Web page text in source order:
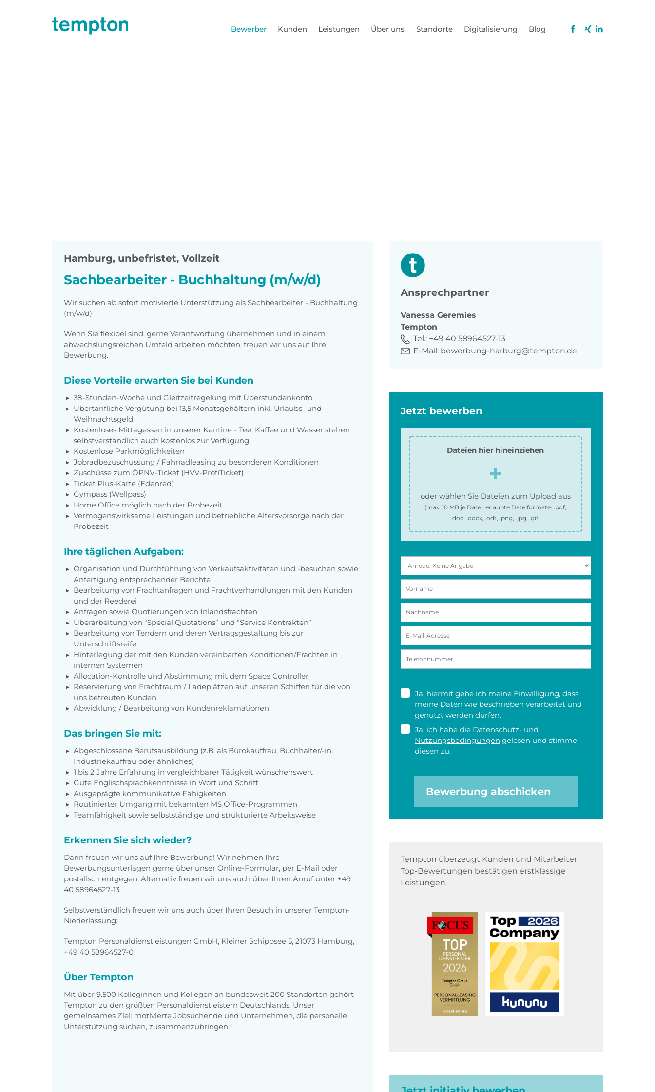
Bewerber Kunden Leistungen Über uns Standorte Digitalisierung Blog
Hamburg, unbefristet, Vollzeit
Sachbearbeiter - Buchhaltung (m/w/d)
Wir suchen ab sofort motivierte Unterstützung als Sachbearbeiter - Buchhaltung
(m/w/d)
Wenn Sie flexibel sind, gerne Verantwortung übernehmen und in einem
abwechslungsreichen Umfeld arbeiten möchten, freuen wir uns auf Ihre
Bewerbung.
Diese Vorteile erwarten Sie bei Kunden
38-Stunden-Woche und Gleitzeitregelung mit Überstundenkonto
Übertarifliche Vergütung bei 13,5 Monatsgehältern inkl. Urlaubs- und
Weihnachtsgeld
Kostenloses Mittagessen in unserer Kantine - Tee, Kaffee und Wasser stehen
selbstverständlich auch kostenlos zur Verfügung
Kostenlose Parkmöglichkeiten
Jobradbezuschussung / Fahrradleasing zu besonderen Konditionen
Zuschüsse zum ÖPNV-Ticket (HVV-ProfiTicket)
Ticket Plus-Karte (Edenred)
Gympass (Wellpass)
Home Office möglich nach der Probezeit
Vermögenswirksame Leistungen und betriebliche Altersvorsorge nach der
Probezeit
Ihre täglichen Aufgaben:
Organisation und Durchführung von Verkaufsaktivitäten und -besuchen sowie
Anfertigung entsprechender Berichte
Bearbeitung von Frachtanfragen und Frachtverhandlungen mit den Kunden
und der Reederei
Anfragen sowie Quotierungen von Inlandsfrachten
Überarbeitung von “Special Quotations” und “Service Kontrakten”
Bearbeitung von Tendern und deren Vertragsgestaltung bis zur
Unterschriftsreife
Hinterlegung der mit den Kunden vereinbarten Konditionen/Frachten in
internen Systemen
Allocation-Kontrolle und Abstimmung mit dem Space Controller
Reservierung von Frachtraum / Ladeplätzen auf unseren Schiffen für die von
uns betreuten Kunden
Abwicklung / Bearbeitung von Kundenreklamationen
Das bringen Sie mit:
Abgeschlossene Berufsausbildung (z.B. als Bürokauffrau, Buchhalter/-in,
Industriekauffrau oder ähnliches)
1 bis 2 Jahre Erfahrung in vergleichbarer Tätigkeit wünschenswert
Gute Englischsprachkenntnisse in Wort und Schrift
Ausgeprägte kommunikative Fähigkeiten
Routinierter Umgang mit bekannten MS Office-Programmen
Teamfähigkeit sowie selbstständige und strukturierte Arbeitsweise
Erkennen Sie sich wieder?
Dann freuen wir uns auf Ihre Bewerbung! Wir nehmen Ihre
Bewerbungsunterlagen gerne über unser Online-Formular, per E-Mail oder
postalisch entgegen. Alternativ freuen wir uns auch über Ihren Anruf unter +49
40 58964527-13.
Selbstverständlich freuen wir uns auch über Ihren Besuch in unserer Tempton-
Niederlassung:
Tempton Personaldienstleistungen GmbH, Kleiner Schippsee 5, 21073 Hamburg,
+49 40 58964527-0
Über Tempton
Mit über 9.500 Kolleginnen und Kollegen an bundesweit 200 Standorten gehört
Tempton zu den größten Personaldienstleistern Deutschlands. Unser
gemeinsames Ziel: motivierte Jobsuchende und Unternehmen, die personelle
Unterstützung suchen, zusammenzubringen.
Ansprechpartner
Vanessa Geremies
Tempton
Tel.: +49 40 58964527-13
E-Mail: bewerbung-harburg@tempton.de
Jetzt bewerben
Dateien hier hineinziehen
oder wählen Sie Dateien zum Upload aus
(max.10 MB je Datei, erlaubte Dateiformate:.pdf,
.doc, .docx, .odt, .png, .jpg, .gif)
Ja, hiermit gebe ich meine Einwilligung, dass
meine Daten wie beschrieben verarbeitet und
genutzt werden dürfen.
Ja, ich habe die Datenschutz- und
Nutzungsbedingungen gelesen und stimme
diesen zu.
Bewerbung abschicken
Tempton überzeugt Kunden und Mitarbeiter!
Top-Bewertungen bestätigen erstklassige
Leistungen.